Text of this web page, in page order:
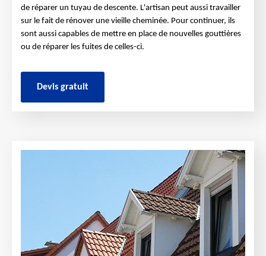
de réparer un tuyau de descente. L'artisan peut aussi travailler
sur le fait de rénover une vieille cheminée. Pour continuer, ils
sont aussi capables de mettre en place de nouvelles gouttières
ou de réparer les fuites de celles-ci.
Devis gratuit